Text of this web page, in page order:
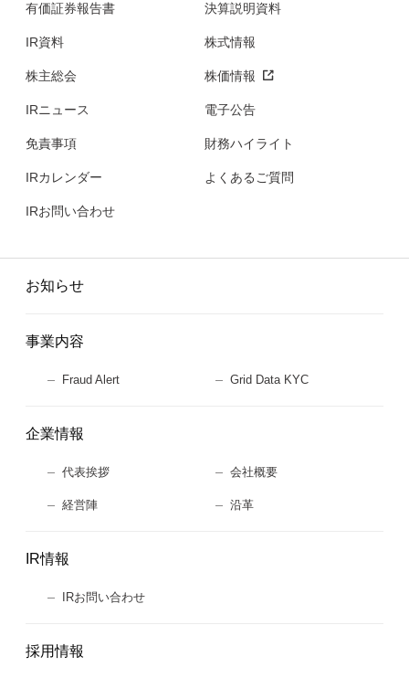
有価証券報告書 決算説明資料
IR資料 株式情報
株主総会 株価情報
IRニュース 電子公告
免責事項 財務ハイライト
IRカレンダー よくあるご質問
IRお問い合わせ
お知らせ
事業内容
Fraud Alert Grid Data KYC
企業情報
代表挨拶 会社概要
経営陣 沿革
IR情報
IRお問い合わせ
採用情報